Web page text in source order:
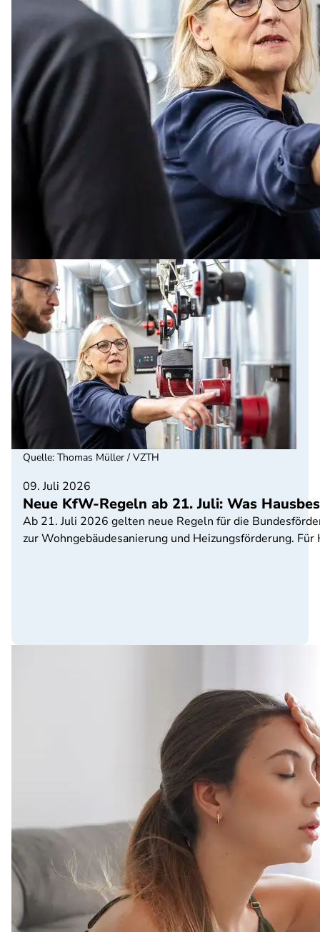
09. Juli 2026
Neue KfW-Regeln ab 21. Juli: Was
Ab 21. Juli 2026 gelten neue Regeln für die
zur Wohngebäudesanierung und Heizungsförderung.
Quelle: Thomas Müller / VZTH